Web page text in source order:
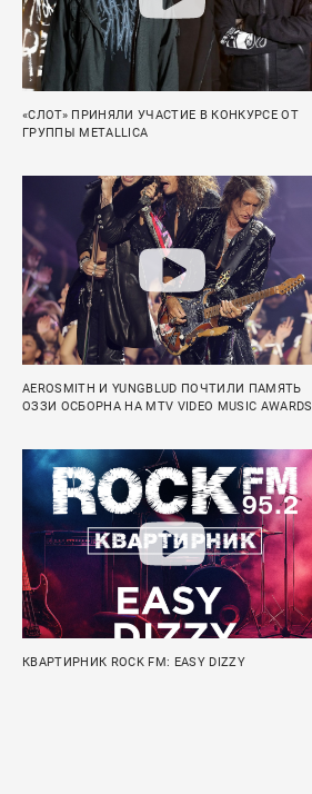
«СЛОТ» ПРИНЯЛИ УЧАСТИЕ В КОНКУРСЕ ОТ
ГРУППЫ METALLICA
AEROSMITH И YUNGBLUD ПОЧТИЛИ ПАМЯТЬ
ОЗЗИ ОСБОРНА НА MTV VIDEO MUSIC AWARDS
КВАРТИРНИК ROCK FM: EASY DIZZY